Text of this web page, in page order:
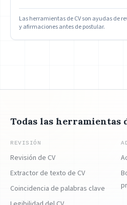
Las herramientas de CV son ayudas de
y afirmaciones antes de postular.
Todas las herramientas
REVISIÓN
Revisión de CV
Extractor de texto de CV
Coincidencia de palabras clave